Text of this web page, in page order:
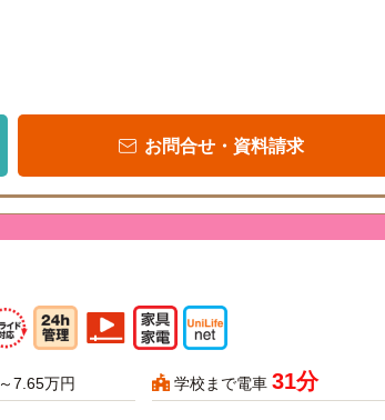
お問合せ・資料請求
～7.65万円 学校まで電車 31分